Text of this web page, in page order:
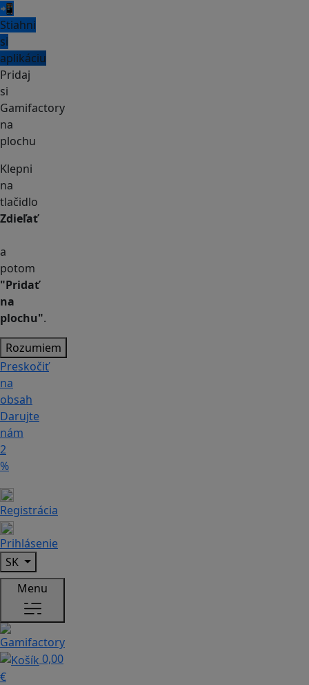
📲
Stiahni
si
aplikáciu
Pridaj
si
Gamifactory
na
plochu
Klepni
na
tlačidlo
Zdieľať
a
potom
"Pridať
na
plochu".
Rozumiem
Preskočiť
na
obsah
Darujte
nám
2
%
Registrácia
Prihlásenie
SK
Menu
0,00
€